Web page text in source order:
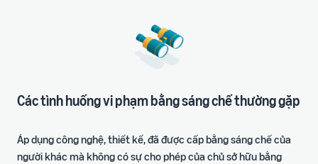
Các tình huống vi phạm bằng sáng chế thường gặp
Áp dụng công nghệ, thiết kế, đã được cấp bằng sáng chế của
người khác mà không có sự cho phép của chủ sở hữu bằng